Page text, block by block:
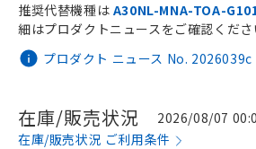
プロダクト ニュース No. 2026039c
推奨代替機種は A30NL-MNA-TOA-
細はプロダクトニュースをご確認くださ
在庫/販売状況
2026/08/07
在庫/販売状況 ご利用条件